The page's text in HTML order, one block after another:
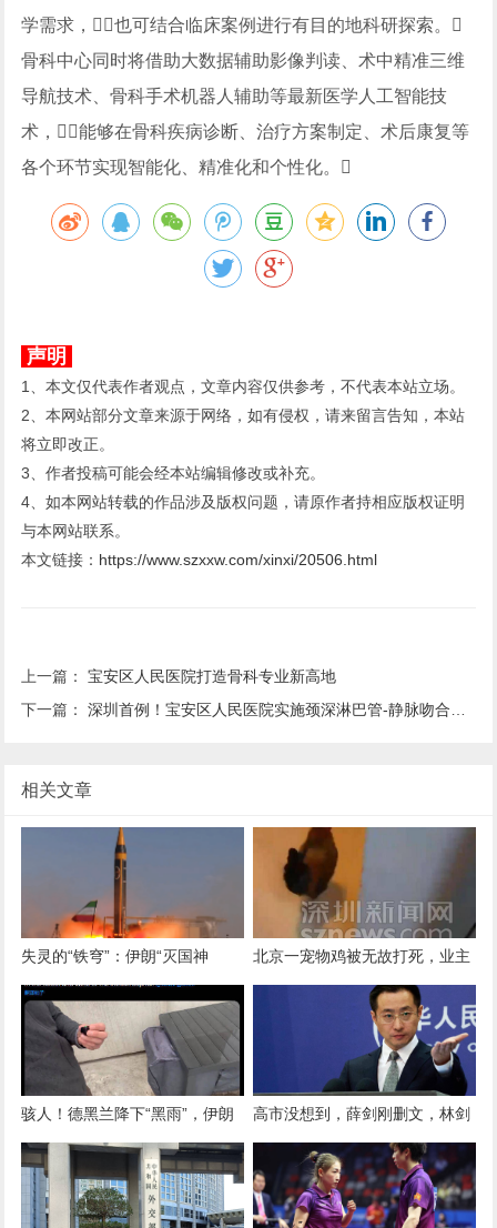
学需求，也可结合临床案例进行有目的地科研探索。
骨科中心同时将借助大数据辅助影像判读、术中精准三维
导航技术、骨科手术机器人辅助等最新医学人工智能技
术，能够在骨科疾病诊断、治疗方案制定、术后康复等
各个环节实现智能化、精准化和个性化。
声明
1、本文仅代表作者观点，文章内容仅供参考，不代表本站立场。
2、本网站部分文章来源于网络，如有侵权，请来留言告知，本站
将立即改正。
3、作者投稿可能会经本站编辑修改或补充。
4、如本网站转载的作品涉及版权问题，请原作者持相应版权证明
与本网站联系。
本文链接： https://www.szxxw.com/xinxi/20506.html
上一篇：宝安区人民医院打造骨科专业新高地
下一篇：深圳首例！宝安区人民医院实施颈深淋巴管-静脉吻合术治疗阿尔茨海默症
相关文章
失灵的“铁穹”：伊朗“灭国神
器”首战封神，带来巨大灾难
北京一宠物鸡被无故打死，业主
连日喇叭公放追凶
骇人！德黑兰降下“黑雨”，伊朗
专家：美以蓄意制造灾难
高市没想到，薛剑刚删文，林剑
又对日本下通牒！如果日本真敢
胡来，那就别怪中国不客气